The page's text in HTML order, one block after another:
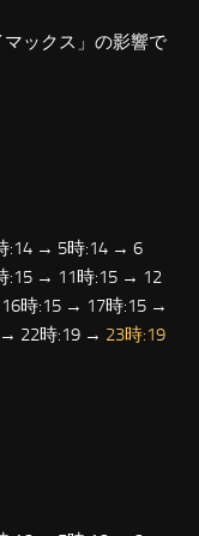
マックス」の影響で
:14 → 5時:14 → 6
:15 → 11時:15 → 12
時:15 → 17時:15 →
22時:19 → 23時:19